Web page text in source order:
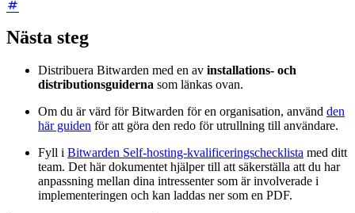
Nästa steg
Distribuera Bitwarden med en av installations- och
distributionsguiderna som länkas ovan.
Om du är värd för Bitwarden för en organisation, använd den
här guiden för att göra den redo för utrullning till användare.
Fyll i Bitwarden Self-hosting-kvalificeringschecklista med ditt
team. Det här dokumentet hjälper till att säkerställa att du har
anpassning mellan dina intressenter som är involverade i
implementeringen och kan laddas ner som en PDF.